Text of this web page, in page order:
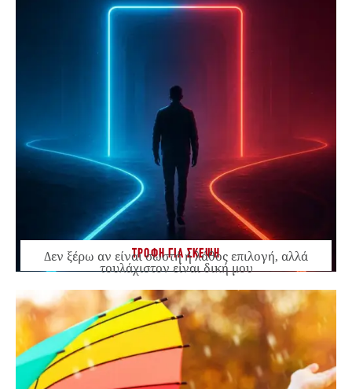
ΤΡΟΦΗ ΓΙΑ ΣΚΕΨΗ
Δεν ξέρω αν είναι σωστή ή λάθος επιλογή, αλλά
τουλάχιστον είναι δική μου